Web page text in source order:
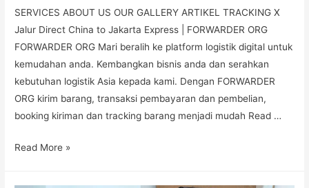
SERVICES ABOUT US OUR GALLERY ARTIKEL TRACKING X
Jalur Direct China to Jakarta Express | FORWARDER ORG
FORWARDER ORG Mari beralih ke platform logistik digital untuk
kemudahan anda. Kembangkan bisnis anda dan serahkan
kebutuhan logistik Asia kepada kami. Dengan FORWARDER
ORG kirim barang, transaksi pembayaran dan pembelian,
booking kiriman dan tracking barang menjadi mudah Read …
Read More »